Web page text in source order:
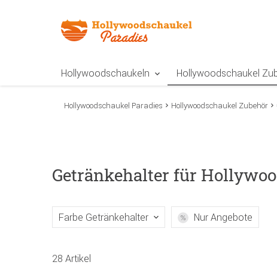
Hollywoodschaukeln Hollywoodschaukel
Hollywoodschaukel Paradies Hollywoodschaukel Zubehör
Getränkehalter für
Farbe Getränkehalter Nur Angebote
28 Artikel